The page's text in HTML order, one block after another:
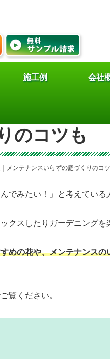
施工例 会社
むおすすめ
のコツも
メンテナンスいらずの庭づくりのコ
でみたい！」と考えている
クスしたりガーデニングを
めの花や、メンテナンスの
覧ください。